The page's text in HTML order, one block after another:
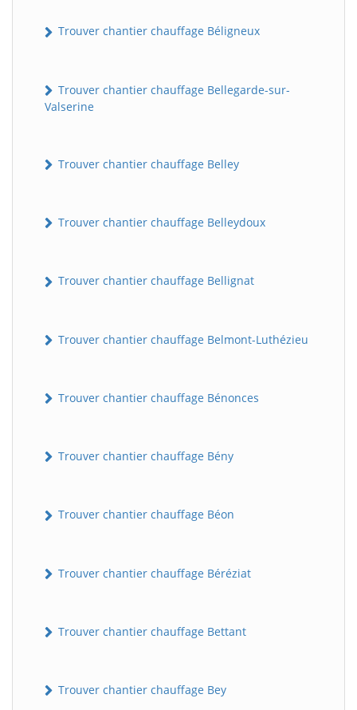
Trouver chantier chauffage Béligneux
Trouver chantier chauffage Bellegarde-sur-
Valserine
Trouver chantier chauffage Belley
Trouver chantier chauffage Belleydoux
Trouver chantier chauffage Bellignat
Trouver chantier chauffage Belmont-Luthézieu
Trouver chantier chauffage Bénonces
Trouver chantier chauffage Bény
Trouver chantier chauffage Béon
Trouver chantier chauffage Béréziat
Trouver chantier chauffage Bettant
Trouver chantier chauffage Bey